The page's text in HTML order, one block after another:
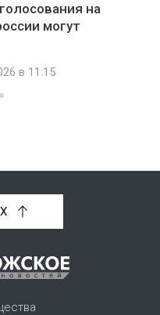
на
могут
в 11:15